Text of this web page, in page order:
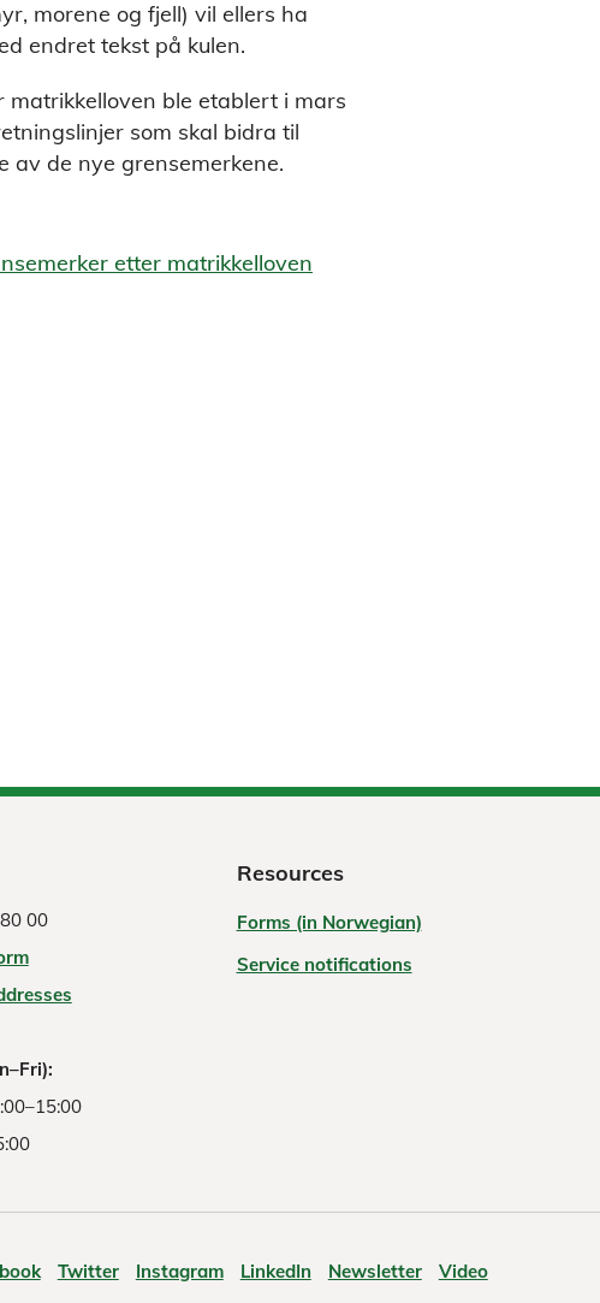
morene og fjell) vil ellers ha
endret tekst på kulen.
ble etablert i mars
som skal bidra til
av de nye grensemerkene.
etter matrikkelloven
00
Resources
Forms (in Norwegian)
Service notifications
Twitter Instagram LinkedIn Newsletter Video